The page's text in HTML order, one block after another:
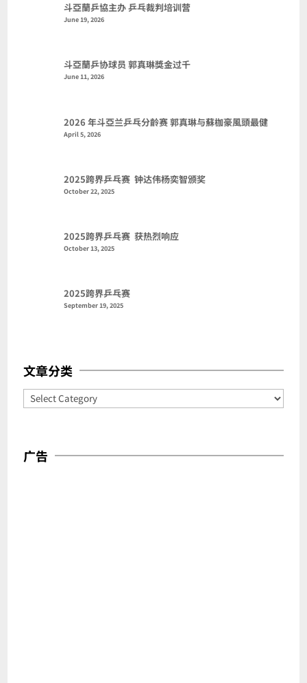
斗亞蘭乒協主办 乒乓裁判培训营
June 19, 2026
斗亞蘭乒协球员 郭真琳獎金过千
June 11, 2026
2026 年斗亞兰乒乓分齡赛 郭真琳与蘇枷豪風頭最健
April 5, 2026
2025跨界乒乓赛 钟达伟杨奕智颁奖
October 22, 2025
2025跨界乒乓赛 获热烈响应
October 13, 2025
2025跨界乒乓赛
September 19, 2025
文章分类
Categories
广告